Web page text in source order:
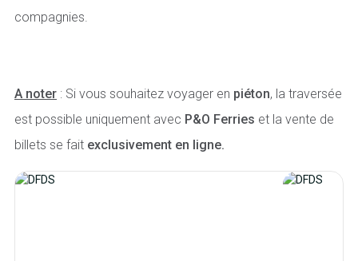
compagnies.
A noter : Si vous souhaitez voyager en piéton, la traversée
est possible uniquement avec P&O Ferries et la vente de
billets se fait exclusivement en ligne.